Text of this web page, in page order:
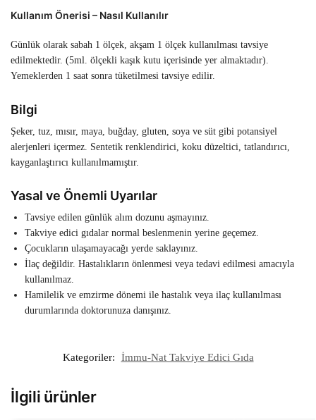
Kullanım Önerisi – Nasıl Kullanılır
Günlük olarak sabah 1 ölçek, akşam 1 ölçek kullanılması tavsiye
edilmektedir. (5ml. ölçekli kaşık kutu içerisinde yer almaktadır).
Yemeklerden 1 saat sonra tüketilmesi tavsiye edilir.
Bilgi
Şeker, tuz, mısır, maya, buğday, gluten, soya ve süt gibi potansiyel
alerjenleri içermez. Sentetik renklendirici, koku düzeltici, tatlandırıcı,
kayganlaştırıcı kullanılmamıştır.
Yasal ve Önemli Uyarılar
Tavsiye edilen günlük alım dozunu aşmayınız.
Takviye edici gıdalar normal beslenmenin yerine geçemez.
Çocukların ulaşamayacağı yerde saklayınız.
İlaç değildir. Hastalıkların önlenmesi veya tedavi edilmesi amacıyla
kullanılmaz.
Hamilelik ve emzirme dönemi ile hastalık veya ilaç kullanılması
durumlarında doktorunuza danışınız.
Kategoriler: İmmu-Nat Takviye Edici Gıda
İlgili ürünler